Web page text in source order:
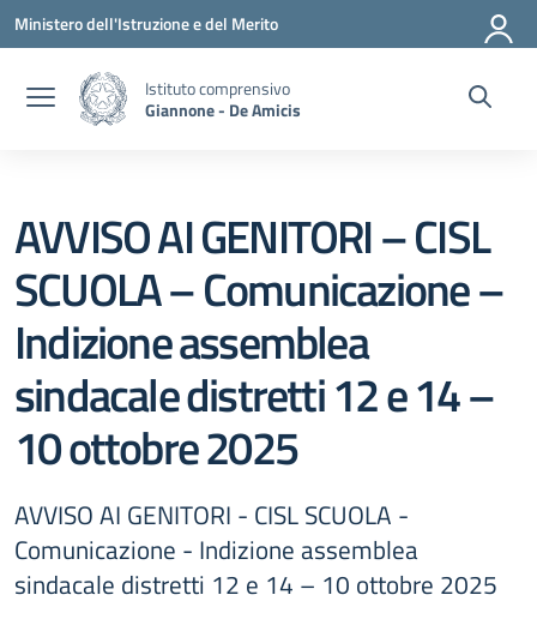
Vai ai contenuti
Vai al menu di navigazione
Vai al footer
Ministero dell'Istruzione e del Merito
Istituto comprensivo
Giannone - De Amicis
AVVISO AI GENITORI – CISL
SCUOLA – Comunicazione –
Indizione assemblea
sindacale distretti 12 e 14 –
10 ottobre 2025
AVVISO AI GENITORI - CISL SCUOLA -
Comunicazione - Indizione assemblea
sindacale distretti 12 e 14 – 10 ottobre 2025